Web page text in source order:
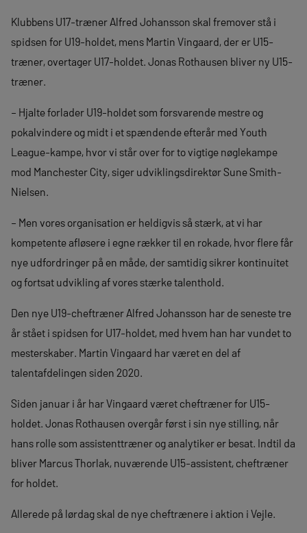
Klubbens U17-træner Alfred Johansson skal fremover stå i
spidsen for U19-holdet, mens Martin Vingaard, der er U15-
træner, overtager U17-holdet. Jonas Rothausen bliver ny U15-
træner.
– Hjalte forlader U19-holdet som forsvarende mestre og
pokalvindere og midt i et spændende efterår med Youth
League-kampe, hvor vi står over for to vigtige nøglekampe
mod Manchester City, siger udviklingsdirektør Sune Smith-
Nielsen.
– Men vores organisation er heldigvis så stærk, at vi har
kompetente afløsere i egne rækker til en rokade, hvor flere får
nye udfordringer på en måde, der samtidig sikrer kontinuitet
og fortsat udvikling af vores stærke talenthold.
Den nye U19-cheftræner Alfred Johansson har de seneste tre
år stået i spidsen for U17-holdet, med hvem han har vundet to
mesterskaber. Martin Vingaard har været en del af
talentafdelingen siden 2020.
Siden januar i år har Vingaard været cheftræner for U15-
holdet. Jonas Rothausen overgår først i sin nye stilling, når
hans rolle som assistenttræner og analytiker er besat. Indtil da
bliver Marcus Thorlak, nuværende U15-assistent, cheftræner
for holdet.
Allerede på lørdag skal de nye cheftrænere i aktion i Vejle.